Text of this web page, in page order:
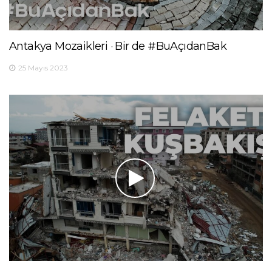
Antakya Mozaikleri · Bir de #BuAçıdanBak
25 Mayıs 2023